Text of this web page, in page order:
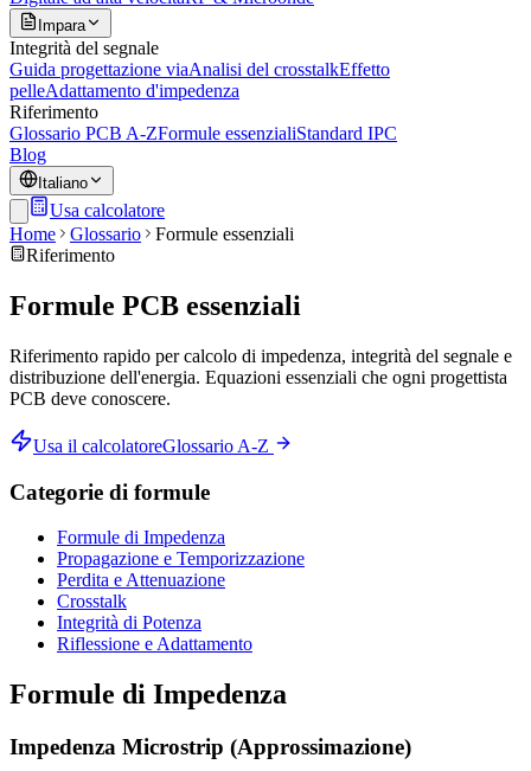
Impara
Integrità del segnale
Guida progettazione viaAnalisi del crosstalkEffetto
pelleAdattamento d'impedenza
Riferimento
Glossario PCB A-ZFormule essenzialiStandard IPC
Blog
Italiano
Usa calcolatore
Home
Glossario
Formule essenziali
Riferimento
Formule PCB essenziali
Riferimento rapido per calcolo di impedenza, integrità del segnale e
distribuzione dell'energia. Equazioni essenziali che ogni progettista
PCB deve conoscere.
Usa il calcolatoreGlossario A-Z
Categorie di formule
Formule di Impedenza
Propagazione e Temporizzazione
Perdita e Attenuazione
Crosstalk
Integrità di Potenza
Riflessione e Adattamento
Formule di Impedenza
Impedenza Microstrip (Approssimazione)